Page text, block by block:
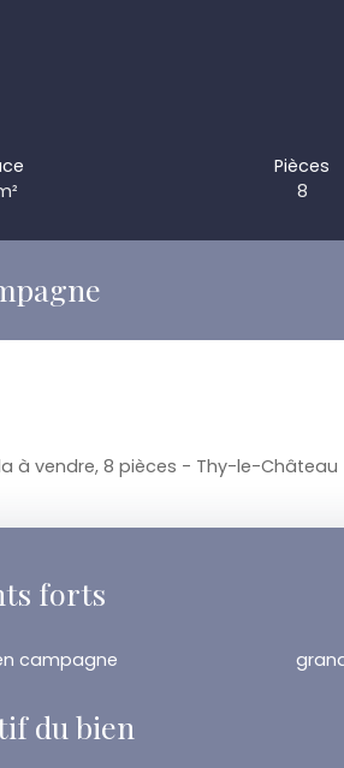
Pièces
8
à vendre, 8 pièces - Thy-le-Château
forts
campagne
du bien